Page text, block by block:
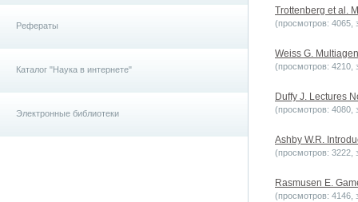
Рефераты
Каталог "Наука в интернете"
Электронные библиотеки
Trottenberg et al.
(просмотров: 4065,
Weiss G.
(просмотров: 4210,
Duffy J. Lectures
(просмотров: 4080,
Ashby W.R.
(просмотров: 3222,
Rasmusen E.
(просмотров: 4146,